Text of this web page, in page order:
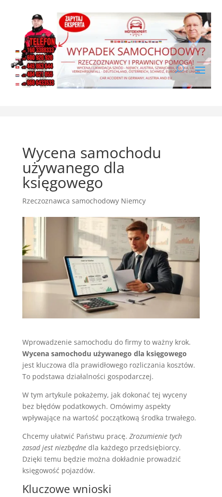
Wycena samochodu
używanego dla
księgowego
Rzeczoznawca samochodowy Niemcy
Wprowadzenie samochodu do firmy to ważny krok.
Wycena samochodu używanego dla księgowego
jest kluczowa dla prawidłowego rozliczania kosztów.
To podstawa działalności gospodarczej.
W tym artykule pokażemy, jak dokonać tej wyceny
bez błędów podatkowych. Omówimy aspekty
wpływające na wartość początkową środka trwałego.
Chcemy ułatwić Państwu pracę. Zrozumienie tych
zasad jest niezbędnedla każdego przedsiębiorcy.
Dzięki temu będzie można dokładnie prowadzić
księgowość pojazdów.
Kluczowe wnioski